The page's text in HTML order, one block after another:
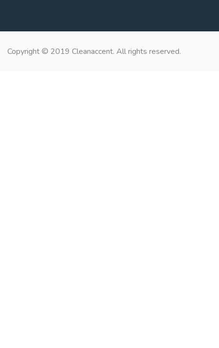
Copyright © 2019 Cleanaccent. All rights reserved.